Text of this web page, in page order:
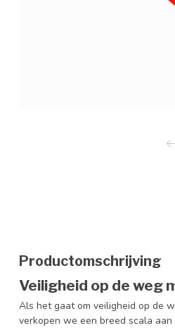
Productomschrijving
Veiligheid op de weg
Als het gaat om veiligheid op de
verkopen we een breed scala